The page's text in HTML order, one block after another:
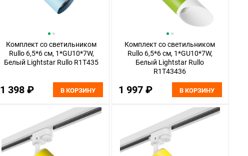
Комплект со светильником
Rullo 6,5*6 см, 1*GU10*7W,
Белый Lightstar Rullo R1T435
1 398 ₽ В КОРЗИНУ
Комплект со светильником
Rullo 6,5*6 см, 1*GU10*7W,
Белый Lightstar Rullo
R1T43436
1 997 ₽ В КОРЗИНУ